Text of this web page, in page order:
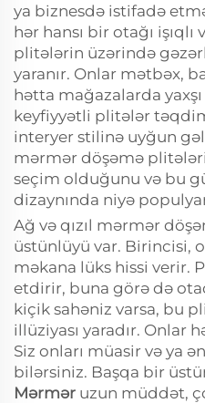
ya biznesdə istifadə
hər hansı bir otağı işıqlı
plitələrin üzərində
yaranır. Onlar mətbəx,
hətta mağazalarda
keyfiyyətli plitələr
interyer stilinə uyğun
mərmər döşəmə
seçim olduğunu və bu
dizaynında niyə
Ağ və qızıl mərmər
üstünlüyü var. Birincisi,
məkana lüks hissi verir.
etdirir, buna görə də
kiçik sahəniz varsa, bu
illüziyası yaradır. Onlar
Siz onları müasir və ya
bilərsiniz. Başqa bir
Mərmər uzun müddət,